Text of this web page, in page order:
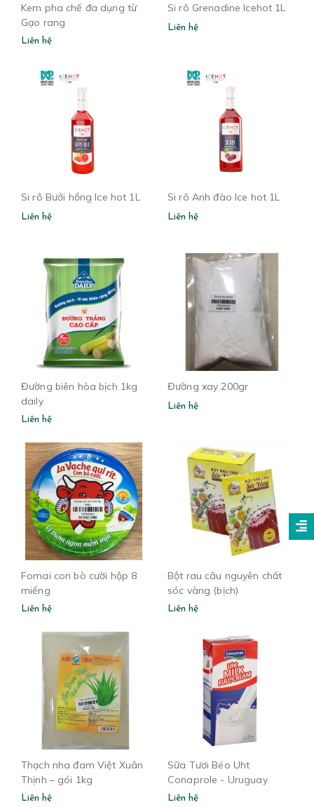
Kem pha chế đa dụng từ
Gạo rang
Liên hệ
Si rô Grenadine Icehot 1L
Liên hệ
Si rô Bưởi hồng Ice hot 1L
Liên hệ
Si rô Anh đào Ice hot 1L
Liên hệ
Đường biên hòa bịch 1kg
daily
Liên hệ
Đường xay 200gr
Liên hệ
Fomai con bò cười hộp 8
miếng
Liên hệ
Bột rau câu nguyên chất
sóc vàng (bịch)
Liên hệ
Thạch nha đam Việt Xuân
Thịnh – gói 1kg
Liên hệ
Sữa Tươi Béo Uht
Conaprole - Uruguay
Liên hệ